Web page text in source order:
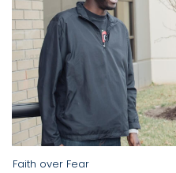
Faith over Fear